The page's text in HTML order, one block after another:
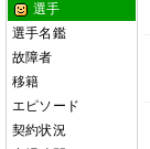
選手
選手名鑑
故障者
移籍
エピソード
契約状況